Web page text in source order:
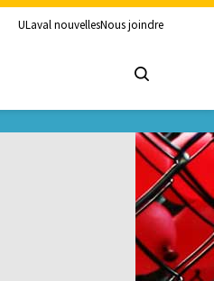
ULaval nouvellesNous joindre